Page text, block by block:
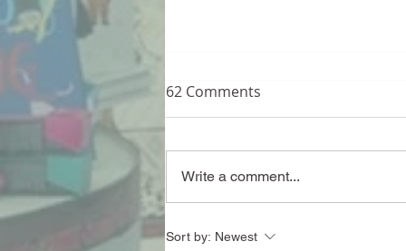
MOON LANE POETRY SLAM!
62 Comments
Write a comment...
Sort by: Newest